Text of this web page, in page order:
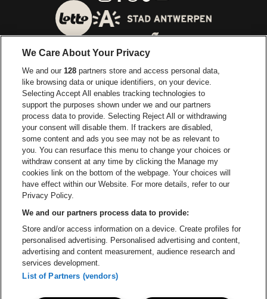
Ga naar de website van
Ga naar de website van Europcar
Ga naar de
Ga naar de website van Coca-Cola
Ga naar de website van
Ga naar
Ga naar de website van Champagne
Ga naar de website
Ga naar de website van Het
Ga naar de
Lotto Arena is een deel vanbe•at
Lotto Arena
Be-At Venues
Schijnpoortweg 119, 2170 Antwerpen
BTW (BE) 0461.051.688 - RPR Antwerpen
BNP Paribas Fortis - IBAN: BE93 2200 4925 0067 - BIC:
GEBABEBB
We Care About Your Privacy
We and our128 partners store and access personal data,
like browsing data or unique identifiers, on your device.
Selecting Accept All enables tracking technologies to
support the purposes shown under we and our partners
process data to provide. Selecting Reject All or withdrawing
your consent will disable them. If trackers are disabled,
some content and ads you see may not be as relevant to
you. You can resurface this menu to change your choices or
withdraw consent at any time by clicking the Manage my
cookies link on the bottom of the webpage. Your choices will
have effect within our Website. For more details, refer to our
Privacy Policy.
We and our partners process data to provide:
Store and/or access information on a device. Create profiles for
personalised advertising. Personalised advertising and content,
advertising and content measurement, audience research and
services development.
List of Partners (vendors)